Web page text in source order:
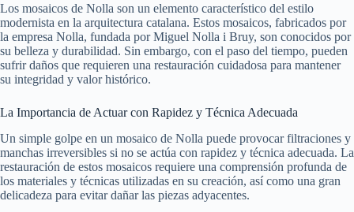
Los mosaicos de Nolla son un elemento característico del estilo
modernista en la arquitectura catalana. Estos mosaicos, fabricados por
la empresa Nolla, fundada por Miguel Nolla i Bruy, son conocidos por
su belleza y durabilidad. Sin embargo, con el paso del tiempo, pueden
sufrir daños que requieren una restauración cuidadosa para mantener
su integridad y valor histórico.
La Importancia de Actuar con Rapidez y Técnica Adecuada
Un simple golpe en un mosaico de Nolla puede provocar filtraciones y
manchas irreversibles si no se actúa con rapidez y técnica adecuada. La
restauración de estos mosaicos requiere una comprensión profunda de
los materiales y técnicas utilizadas en su creación, así como una gran
delicadeza para evitar dañar las piezas adyacentes.